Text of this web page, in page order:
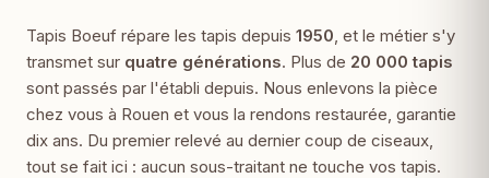
Tapis Boeuf répare les tapis depuis 1950 , et le métier s'y
transmet sur quatre générations. Plus de 20 000 tapis
sont passés par l'établi depuis. Nous enlevons la pièce
chez vous à Rouen et vous la rendons restaurée, garantie
dix ans. Du premier relevé au dernier coup de ciseaux,
tout se fait ici : aucun sous-traitant ne touche vos tapis.